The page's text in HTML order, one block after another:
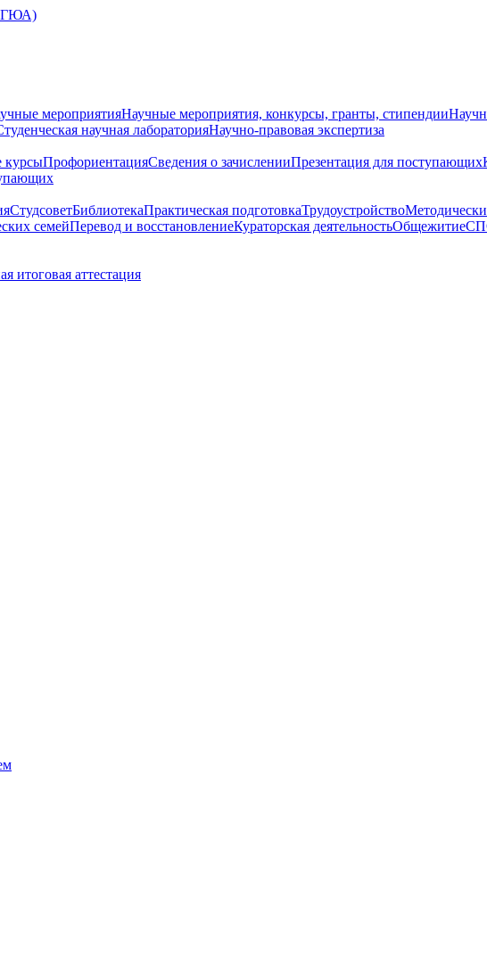
мероприятияНаучные мероприятия, конкурсы, гранты, стипендии
научная лабораторияНаучно-правовая экспертиза
курсыПрофориентацияСведения о зачисленииПрезентация для поступающих
СтудсоветБиблиотекаПрактическая подготовкаТрудоустройство
семейПеревод и восстановлениеКураторская деятельностьОбщежитие
итоговая аттестация